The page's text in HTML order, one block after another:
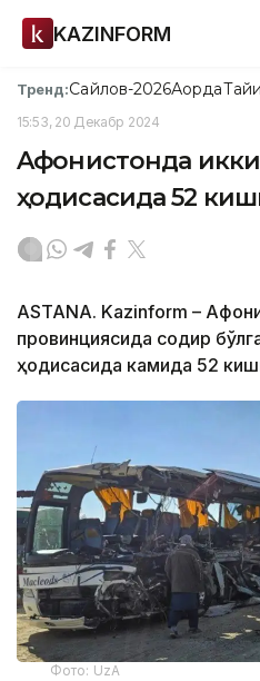
KAZINFORM
Тренд:Сайлов-2026Ақорда
15:53, 20 Декабр 2024
Aфғонистонда
ҳодисасида 52
ASTANA. Kazinform –
провинциясида содир
ҳодисасида камида 52
Фото: UzA